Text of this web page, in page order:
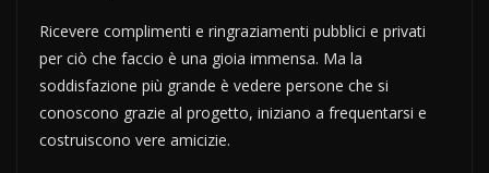
Ricevere complimenti e ringraziamenti pubblici e privati
per ciò che faccio è una gioia immensa. Ma la
soddisfazione più grande è vedere persone che si
conoscono grazie al progetto, iniziano a frequentarsi e
costruiscono vere amicizie.